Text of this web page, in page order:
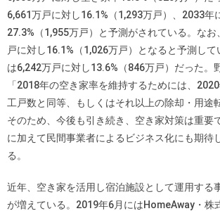
6,661万戸に対し16.1%（1,293万戸）、2033年
27.3%（1,955万戸）と予測がされている。な
戸に対し16.1%（1,026万戸）となると予測し
は6,242万戸に対し13.6%（846万戸）だった。
「2018年の空き家率を維持するためには、
工戸数と同等、もしくはそれ以上の除却・用途
そのため、今後も引き続き、空き家対策は重要
に加えて民間事業者によるビジネス化にも期待
る。
近年、空き家を活用し宿泊施設として運用する
が増えている。2019年6月にはHomeAway・株